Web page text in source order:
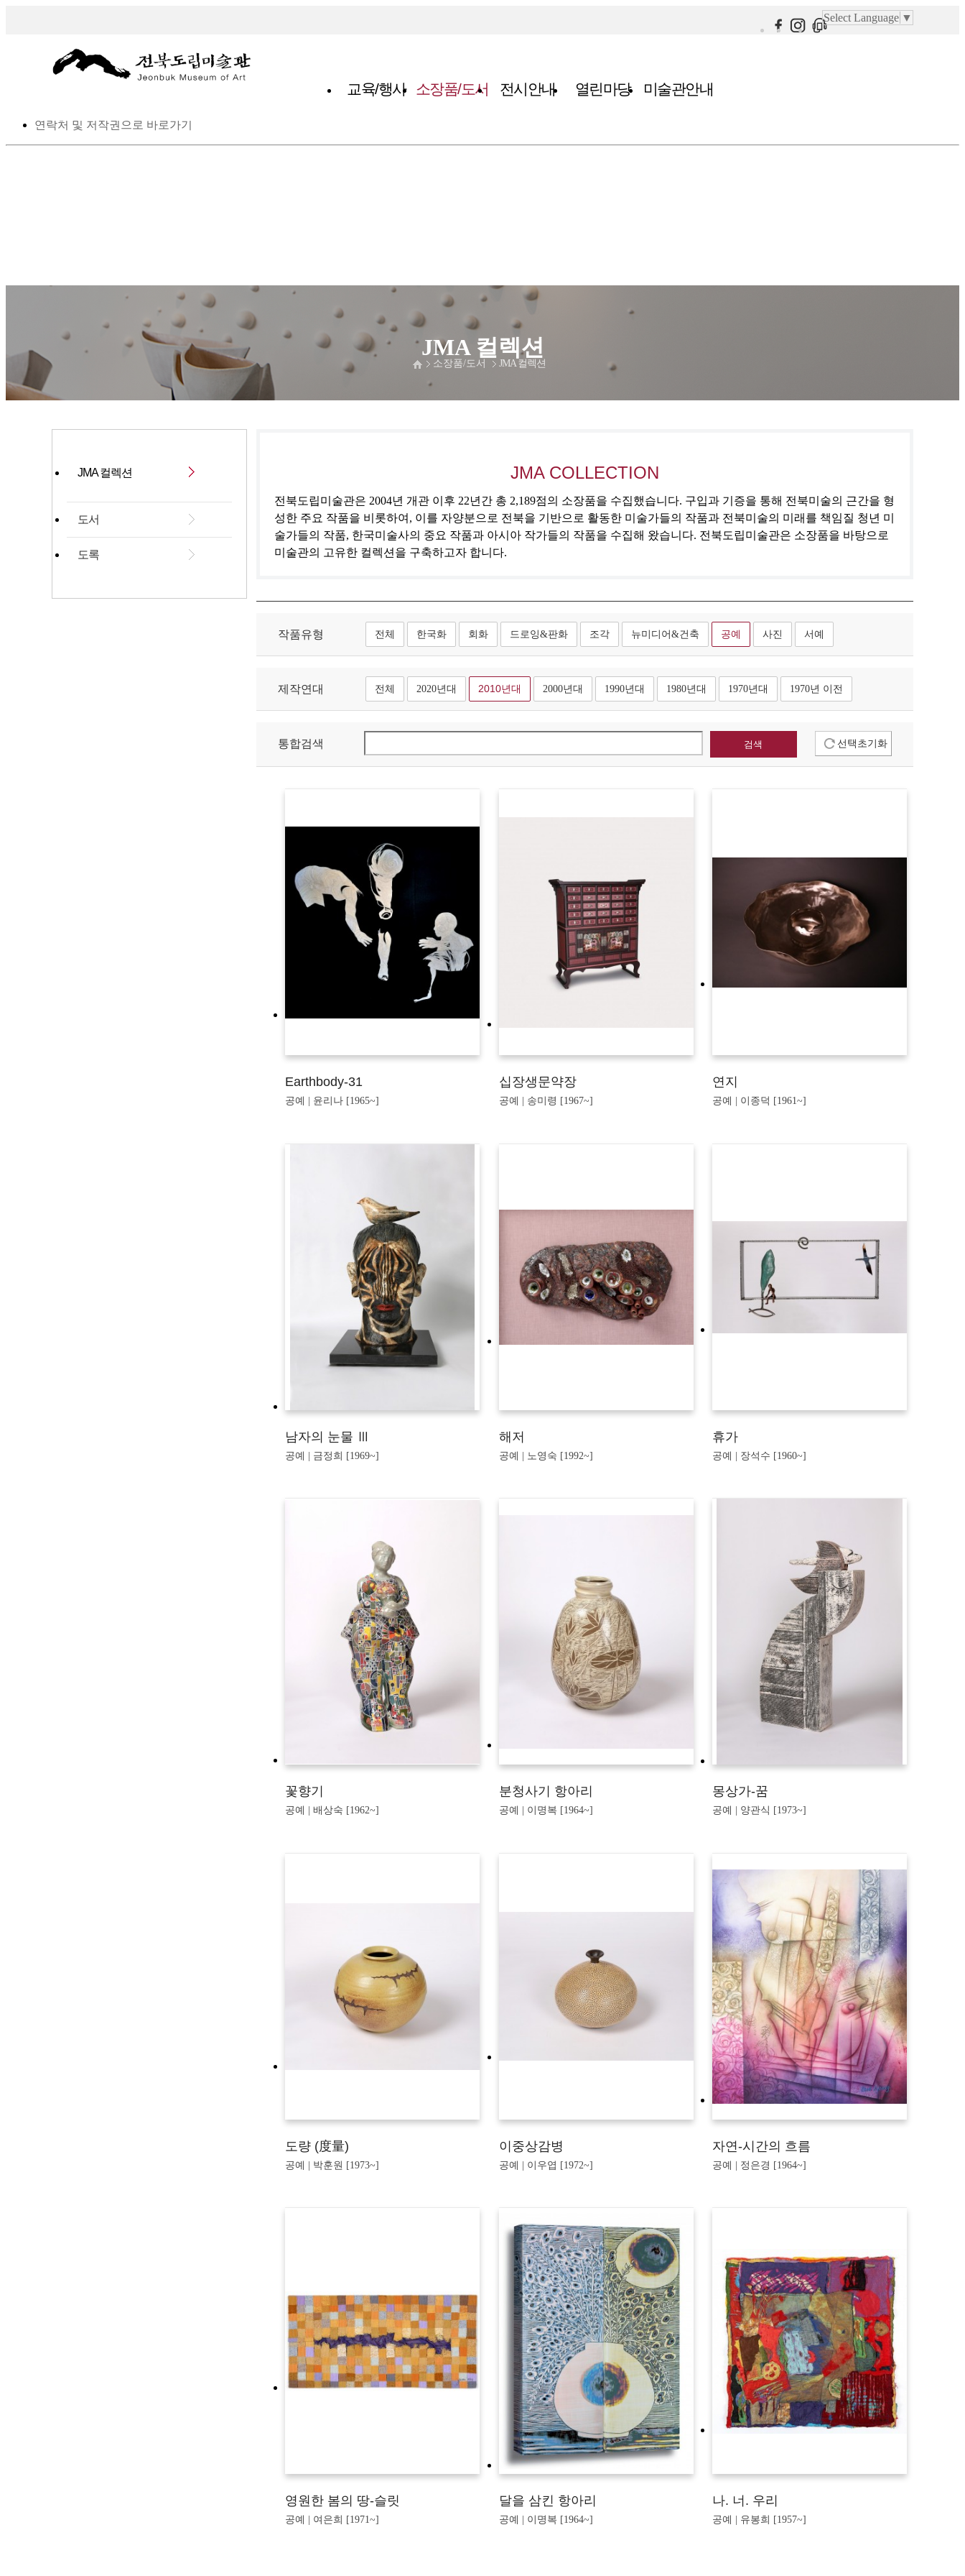
스킵 네비게이션
본문으로 바로가기
연락처 및 저작권으로 바로가기
Select Language ▼
교육/행사 소장품/도서 전시안내 열린마당 미술관안내
JMA 컬렉션
소장품/도서 JMA 컬렉션
JMA 컬렉션
도서
도록
JMA COLLECTION
전북도립미술관은 2004년 개관 이후 22년간 총 2,189점의 소장품을 수집했습니다. 구입과 기증을 통해 전북미술의 근간을 형
성한 주요 작품을 비롯하여, 이를 자양분으로 전북을 기반으로 활동한 미술가들의 작품과 전북미술의 미래를 책임질 청년 미
술가들의 작품, 한국미술사의 중요 작품과 아시아 작가들의 작품을 수집해 왔습니다. 전북도립미술관은 소장품을 바탕으로
미술관의 고유한 컬렉션을 구축하고자 합니다.
작품유형 전체 한국화 회화 드로잉&판화 조각 뉴미디어&건축 공예 사진 서예
제작연대 전체 2020년대 2010년대 2000년대 1990년대 1980년대 1970년대 1970년 이전
통합검색 선택초기화
Earthbody-31
공예 | 윤리나 [1965~]
십장생문약장
공예 | 송미령 [1967~]
연지
공예 | 이종덕 [1961~]
남자의 눈물 Ⅲ
공예 | 금정희 [1969~]
해저
공예 | 노영숙 [1992~]
휴가
공예 | 장석수 [1960~]
꽃향기
공예 | 배상숙 [1962~]
분청사기 항아리
공예 | 이명복 [1964~]
몽상가-꿈
공예 | 양관식 [1973~]
도량 (度量)
공예 | 박훈원 [1973~]
이중상감병
공예 | 이우엽 [1972~]
자연-시간의 흐름
공예 | 정은경 [1964~]
영원한 봄의 땅-슬릿
공예 | 여은희 [1971~]
달을 삼킨 항아리
공예 | 이명복 [1964~]
나. 너. 우리
공예 | 유봉희 [1957~]